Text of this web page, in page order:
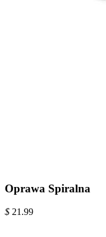
Oprawa Spiralna
$ 21.99